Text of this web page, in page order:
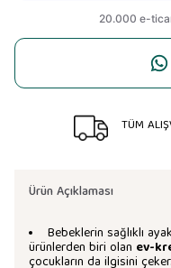
TÜM
Ürün Açıklaması
Bebeklerin sağlıklı
ürünlerden biri olan ev-
çocukların da ilgisini